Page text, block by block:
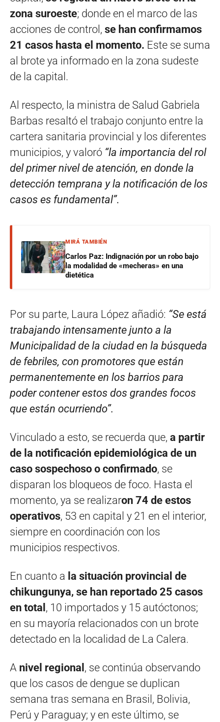
zona suroeste; donde en el marco de las
acciones de control, se han confirmamos
21 casos hasta el momento. Este se suma
al brote ya informado en la zona sudeste
de la capital.
Al respecto, la ministra de Salud Gabriela
Barbas resaltó el trabajo conjunto entre la
cartera sanitaria provincial y los diferentes
municipios, y valoró “la importancia del rol
del primer nivel de atención, en donde la
detección temprana y la notificación de los
casos es fundamental”.
MIRÁ TAMBIÉN
Carlos Paz: Indignación por un robo bajo
la modalidad de «mecheras» en una
dietética
Por su parte, Laura López añadió: “Se está
trabajando intensamente junto a la
Municipalidad de la ciudad en la búsqueda
de febriles, con promotores que están
permanentemente en los barrios para
poder contener estos dos grandes focos
que están ocurriendo”.
Vinculado a esto, se recuerda que, a partir
de la notificación epidemiológica de un
caso sospechoso o confirmado, se
disparan los bloqueos de foco. Hasta el
momento, ya se realizaron 74 de estos
operativos, 53 en capital y 21 en el interior,
siempre en coordinación con los
municipios respectivos.
En cuanto a la situación provincial de
chikungunya, se han reportado 25 casos
en total , 10 importados y 15 autóctonos;
en su mayoría relacionados con un brote
detectado en la localidad de La Calera.
A nivel regional , se continúa observando
que los casos de dengue se duplican
semana tras semana en Brasil, Bolivia,
Perú y Paraguay; y en este último, se